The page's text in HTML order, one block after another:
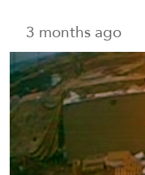
3 months ago